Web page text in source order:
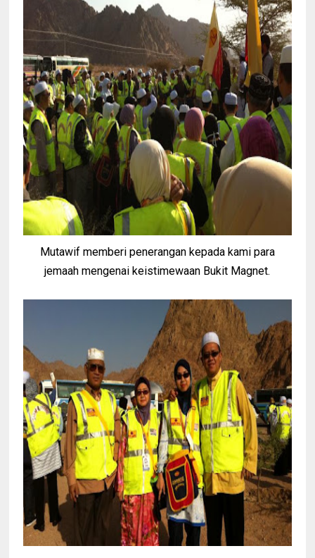
Mutawif memberi penerangan kepada kami para
jemaah mengenai keistimewaan Bukit Magnet.